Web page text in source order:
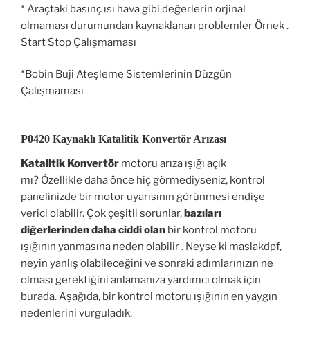
* Araçtaki basınç ısı hava gibi değerlerin orjinal
olmaması durumundan kaynaklanan problemler Örnek .
Start Stop Çalışmaması
*Bobin Buji Ateşleme Sistemlerinin Düzgün
Çalışmaması
P0420 Kaynaklı Katalitik Konvertör Arızası
Katalitik Konvertör motoru arıza ışığı açık
mı? Özellikle daha önce hiç görmediyseniz, kontrol
panelinizde bir motor uyarısının görünmesi endişe
verici olabilir. Çok çeşitli sorunlar,bazıları
diğerlerinden daha ciddi olan bir kontrol motoru
ışığının yanmasına neden olabilir . Neyse ki maslakdpf,
neyin yanlış olabileceğini ve sonraki adımlarınızın ne
olması gerektiğini anlamanıza yardımcı olmak için
burada. Aşağıda, bir kontrol motoru ışığının en yaygın
nedenlerini vurguladık.